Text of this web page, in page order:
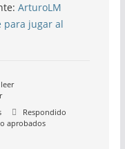
ArturoLM
para jugar al
Respondido
aprobados